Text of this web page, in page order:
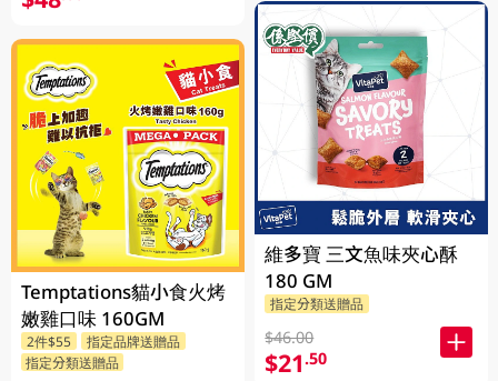
Temptations貓小食火烤
嫩雞口味 160GM
2件$55
指定品牌送贈品
指定分類送贈品
維多寶 三文魚味夾心酥
180 GM
指定分類送贈品
$46.00
$21.50